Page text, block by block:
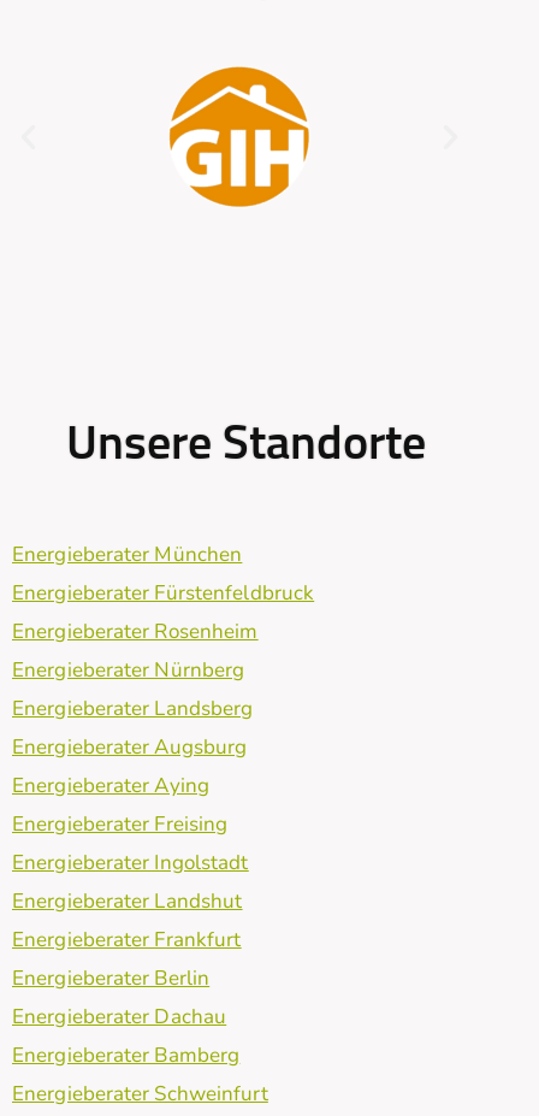
Unsere Standorte
Energieberater München
Energieberater Fürstenfeldbruck
Energieberater Rosenheim
Energieberater Nürnberg
Energieberater Landsberg
Energieberater Augsburg
Energieberater Aying
Energieberater Freising
Energieberater Ingolstadt
Energieberater Landshut
Energieberater Frankfurt
Energieberater Berlin
Energieberater Dachau
Energieberater Bamberg
Energieberater Schweinfurt